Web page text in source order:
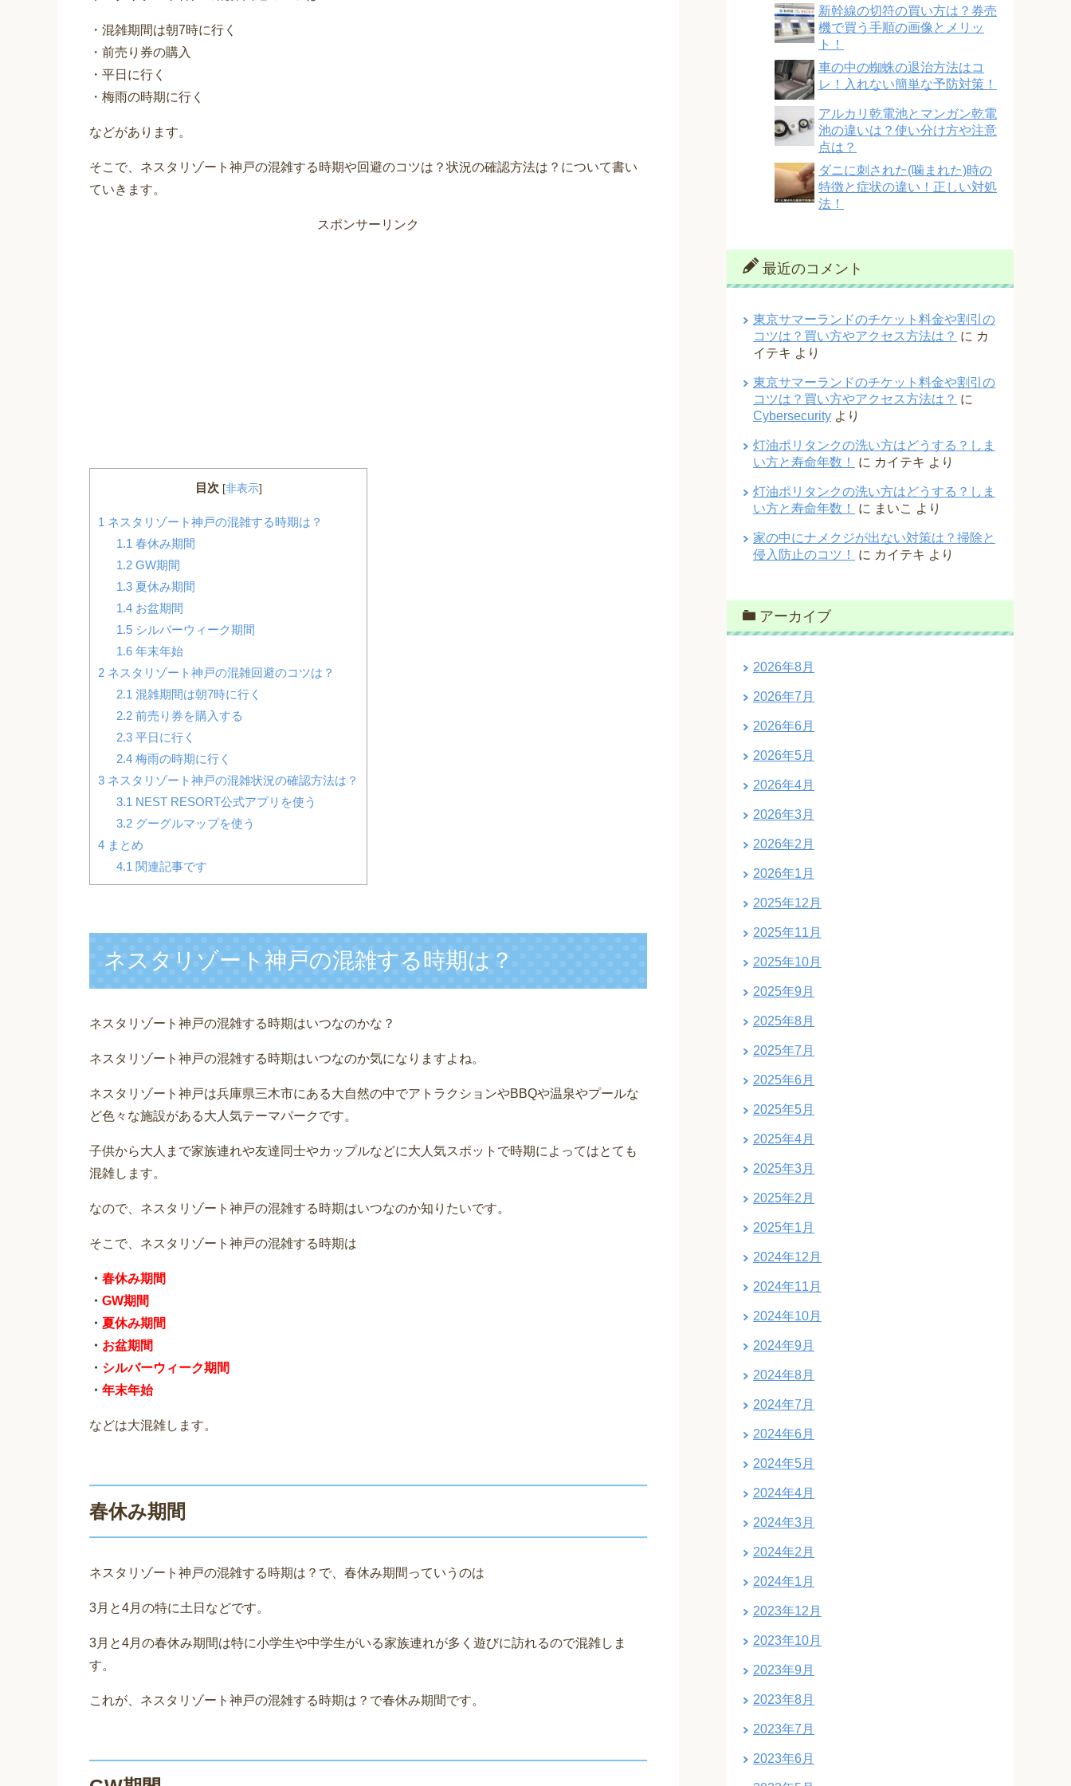
・混雑期間は朝7時に行く
・前売り券の購入
・平日に行く
・梅雨の時期に行く
などがあります。
そこで、ネスタリゾート神戸の混雑する時期や回避のコツは？状況の確認方法は？について書い
ていきます。
スポンサーリンク
目次 [非表示]
1 ネスタリゾート神戸の混雑する時期は？
1.1 春休み期間
1.2GW期間
1.3夏休み期間
1.4お盆期間
1.5シルバーウィーク期間
1.6年末年始
2 ネスタリゾート神戸の混雑回避のコツは？
2.1 混雑期間は朝7時に行く
2.2前売り券を購入する
2.3平日に行く
2.4梅雨の時期に行く
3 ネスタリゾート神戸の混雑状況の確認方法は？
3.1 NEST RESORT公式アプリを使う
3.2グーグルマップを使う
4 まとめ
4.1 関連記事です
ネスタリゾート神戸の混雑する時期は？
ネスタリゾート神戸の混雑する時期はいつなのかな？
ネスタリゾート神戸の混雑する時期はいつなのか気になりますよね。
ネスタリゾート神戸は兵庫県三木市にある大自然の中でアトラクションやBBQや温泉やプールな
ど色々な施設がある大人気テーマパークです。
子供から大人まで家族連れや友達同士やカップルなどに大人気スポットで時期によってはとても
混雑します。
なので、ネスタリゾート神戸の混雑する時期はいつなのか知りたいです。
そこで、ネスタリゾート神戸の混雑する時期は
・ 春休み期間
・ GW期間
・ 夏休み期間
・ お盆期間
・ シルバーウィーク期間
・ 年末年始
などは大混雑します。
春休み期間
ネスタリゾート神戸の混雑する時期は？で、春休み期間っていうのは
3月と4月の特に土日などです。
3月と4月の春休み期間は特に小学生や中学生がいる家族連れが多く遊びに訪れるので混雑しま
す。
これが、ネスタリゾート神戸の混雑する時期は？で春休み期間です。
新幹線の切符の買い方は？券売
機で買う手順の画像とメリッ
ト！
車の中の蜘蛛の退治方法はコ
レ！入れない簡単な予防対策！
アルカリ乾電池とマンガン乾電
池の違いは？使い分け方や注意
点は？
ダニに刺された(噛まれた)時の
特徴と症状の違い！正しい対処
法！
最近のコメント
東京サマーランドのチケット料金や割引の
コツは？買い方やアクセス方法は？ に カ
イテキ より
東京サマーランドのチケット料金や割引の
コツは？買い方やアクセス方法は？ に
Cybersecurity より
灯油ポリタンクの洗い方はどうする？しま
い方と寿命年数！
に カイテキ より
灯油ポリタンクの洗い方はどうする？しま
い方と寿命年数！
に まいこ より
家の中にナメクジが出ない対策は？掃除と
侵入防止のコツ！
に カイテキ より
アーカイブ
2026年8月
2026年7月
2026年6月
2026年5月
2026年4月
2026年3月
2026年2月
2026年1月
2025年12月
2025年11月
2025年10月
2025年9月
2025年8月
2025年7月
2025年6月
2025年5月
2025年4月
2025年3月
2025年2月
2025年1月
2024年12月
2024年11月
2024年10月
2024年9月
2024年8月
2024年7月
2024年6月
2024年5月
2024年4月
2024年3月
2024年2月
2024年1月
2023年12月
2023年10月
2023年9月
2023年8月
2023年7月
2023年6月